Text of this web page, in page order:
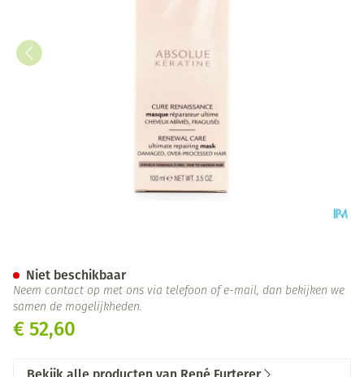
€ 52,60
Niet beschikbaar
Neem contact op met ons via telefoon of e-mail, dan bekijken we
samen de mogelijkheden.